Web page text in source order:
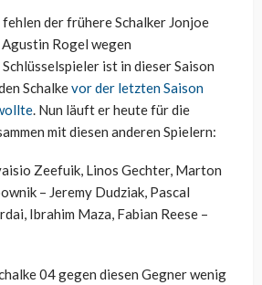
der frühere Schalker Jonjoe
Rogel wegen
ist in dieser Saison
Schalkevor der letzten Saison
. Nun läuft er heute für die
mit diesen anderen Spielern:
Zeefuik, Linos Gechter, Marton
– Jeremy Dudziak, Pascal
Ibrahim Maza, Fabian Reese –
04 gegen diesen Gegner wenig